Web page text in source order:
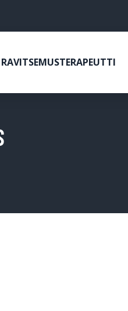
RAVITSEMUSTERAPEUTTI